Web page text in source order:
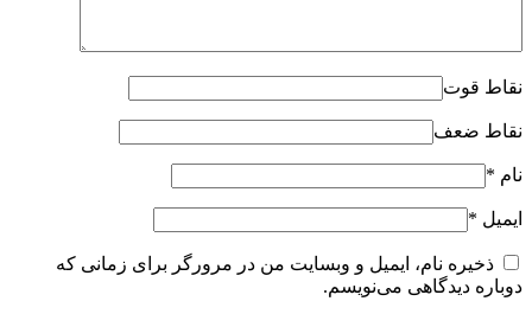
نقاط قوت
نقاط ضعف
نام *
ایمیل *
ذخیره نام، ایمیل و وبسایت من در مرورگر برای زمانی که
دوباره دیدگاهی می‌نویسم.